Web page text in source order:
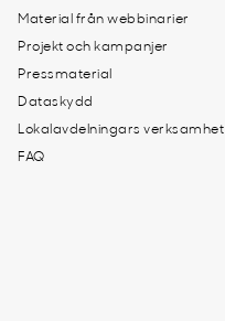
Material från webbinarier
Projekt och kampanjer
Pressmaterial
Dataskydd
Lokalavdelningars verksamhet
FAQ